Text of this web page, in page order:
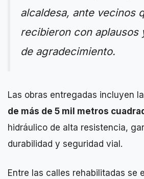
alcaldesa, ante vecinos
recibieron con aplausos
de agradecimiento.
Las obras entregadas incluyen la
de más de 5 mil metros
hidráulico de alta resistencia,
durabilidad y seguridad vial.
Entre las calles rehabilitadas se